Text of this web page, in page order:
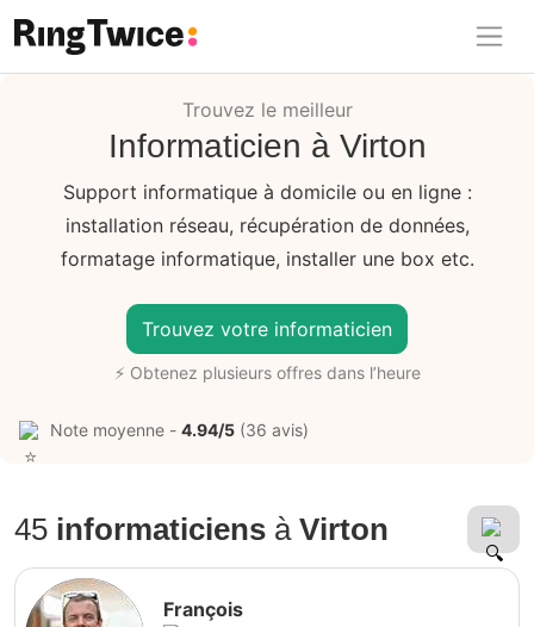
Ring Twice
Trouvez le meilleur
Informaticien à Virton
Support informatique à domicile ou en ligne :
installation réseau, récupération de données,
formatage informatique, installer une box etc.
Trouvez votre informaticien
⚡ Obtenez plusieurs offres dans l’heure
Note moyenne - 4.94/5 (36 avis)
45 informaticiens à Virton
François